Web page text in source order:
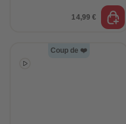
14,99 €
Coup de ❤️